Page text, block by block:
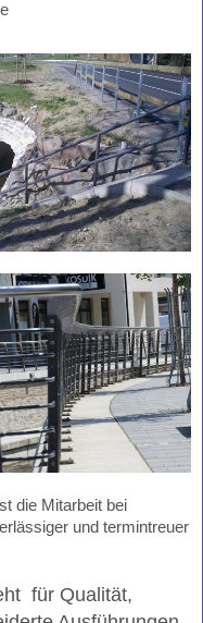
die Mitarbeit bei
und termintreuer
für Qualität,